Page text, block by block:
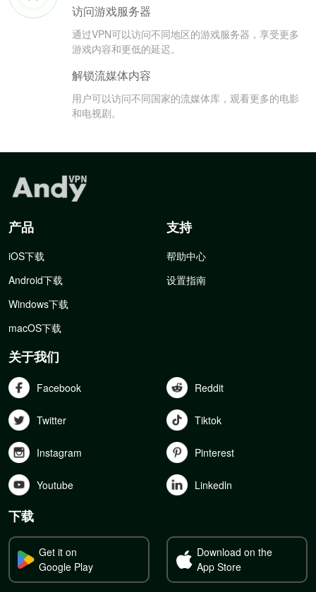
访问游戏服务器
通过VPN可以访问不同地区的游戏服务器，享受更多
游戏内容和更低的延迟。
解锁流媒体内容
用户可以访问不同国家的流媒体库，观看更多的电影
和电视剧。
产品
iOS下载
Android下载
Windows下载
macOS下载
支持
帮助中心
设置指南
关于我们
Facebook Reddit
Twitter Tiktok
Instagram Pinterest
Youtube Linkedln
下载
Get it on
Google Play
Download on the
App Store